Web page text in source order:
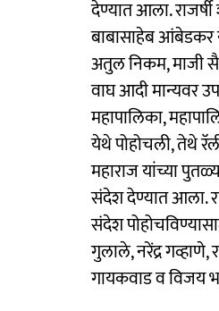
देण्यात आला.
बाबासाहेब आंबेडकर
अतुल निकम, माजी
वाघ आदी मान्यवर
महापालिका,
येथे पोहोचली, तेथे
महाराज यांच्या
संदेश देण्यात आला.
संदेश
गुलाले, नरेंद्र गव्हाणे,
गायकवाड व विजय